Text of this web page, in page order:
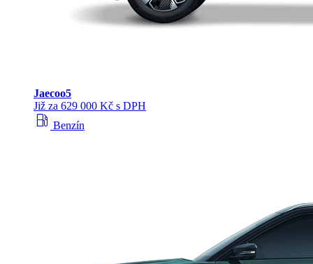
Jaecoo5
Již za 629 000 Kč s DPH
local_gas_station Benzín